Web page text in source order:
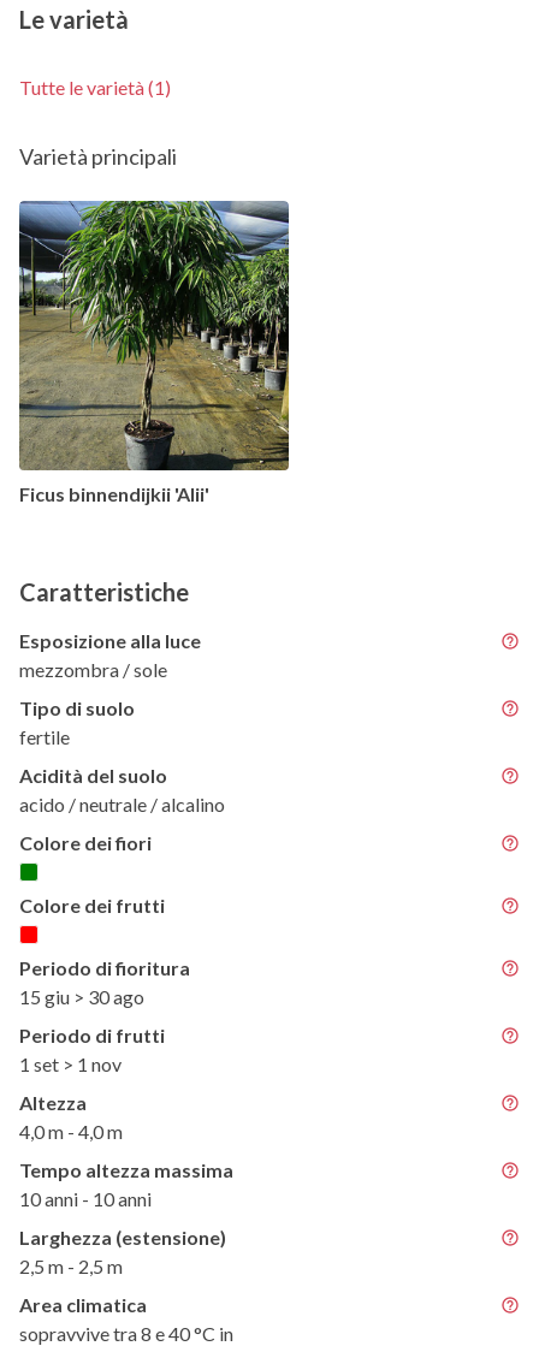
Le varietà
Tutte le varietà (1)
Varietà principali
Ficus binnendijkii 'Alii'
Caratteristiche
Esposizione alla luce
mezzombra / sole
Tipo di suolo
fertile
Acidità del suolo
acido / neutrale / alcalino
Colore dei fiori
Colore dei frutti
Periodo di fioritura
15 giu > 30 ago
Periodo di frutti
1 set > 1 nov
Altezza
4,0 m - 4,0 m
Tempo altezza massima
10 anni - 10 anni
Larghezza (estensione)
2,5 m - 2,5 m
Area climatica
sopravvive tra 8 e 40 °C in